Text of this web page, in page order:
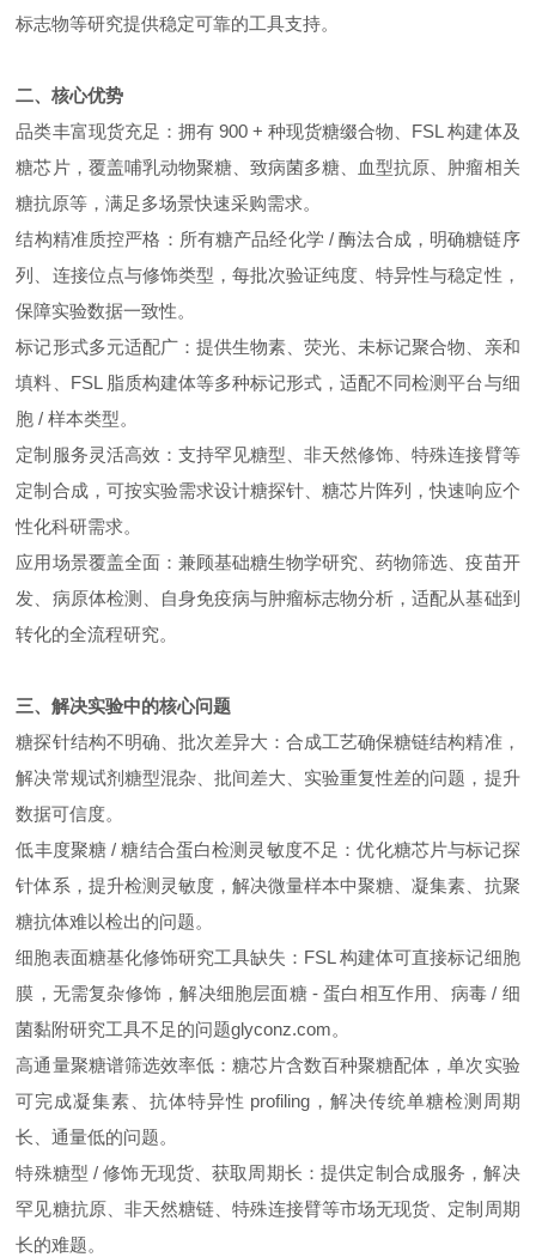
标志物等研究提供稳定可靠的工具支持。
二、核心优势
品类丰富现货充足：拥有 900 + 种现货糖缀合物、FSL 构建体及
糖芯片，覆盖哺乳动物聚糖、致病菌多糖、血型抗原、肿瘤相关
糖抗原等，满足多场景快速采购需求。
结构精准质控严格：所有糖产品经化学 / 酶法合成，明确糖链序
列、连接位点与修饰类型，每批次验证纯度、特异性与稳定性，
保障实验数据一致性。
标记形式多元适配广：提供生物素、荧光、未标记聚合物、亲和
填料、FSL 脂质构建体等多种标记形式，适配不同检测平台与细
胞 / 样本类型。
定制服务灵活高效：支持罕见糖型、非天然修饰、特殊连接臂等
定制合成，可按实验需求设计糖探针、糖芯片阵列，快速响应个
性化科研需求。
应用场景覆盖全面：兼顾基础糖生物学研究、药物筛选、疫苗开
发、病原体检测、自身免疫病与肿瘤标志物分析，适配从基础到
转化的全流程研究。
三、解决实验中的核心问题
糖探针结构不明确、批次差异大：合成工艺确保糖链结构精准，
解决常规试剂糖型混杂、批间差大、实验重复性差的问题，提升
数据可信度。
低丰度聚糖 / 糖结合蛋白检测灵敏度不足：优化糖芯片与标记探
针体系，提升检测灵敏度，解决微量样本中聚糖、凝集素、抗聚
糖抗体难以检出的问题。
细胞表面糖基化修饰研究工具缺失：FSL 构建体可直接标记细胞
膜，无需复杂修饰，解决细胞层面糖 - 蛋白相互作用、病毒 / 细
菌黏附研究工具不足的问题glyconz.com。
高通量聚糖谱筛选效率低：糖芯片含数百种聚糖配体，单次实验
可完成凝集素、抗体特异性 profiling，解决传统单糖检测周期
长、通量低的问题。
特殊糖型 / 修饰无现货、获取周期长：提供定制合成服务，解决
罕见糖抗原、非天然糖链、特殊连接臂等市场无现货、定制周期
长的难题。